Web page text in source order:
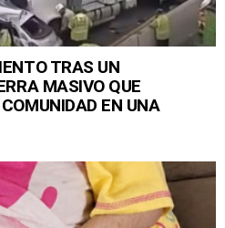
TRAS UN
MASIVO QUE
EN UNA